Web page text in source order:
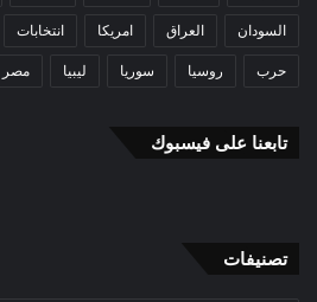
السودان العراق امريكا انتخابات
حرب روسيا سوريا ليبيا مصر
تابعنا على فيسبوك
تصنيفات